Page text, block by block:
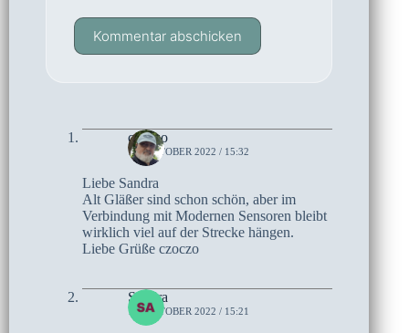
Kommentar abschicken
czoczo
18. OKTOBER 2022 / 15:32
Liebe Sandra
Alt Gläßer sind schon schön, aber im
Verbindung mit Modernen Sensoren bleibt
wirklich viel auf der Strecke hängen.
Liebe Grüße czoczo
Sandra
15. OKTOBER 2022 / 15:21